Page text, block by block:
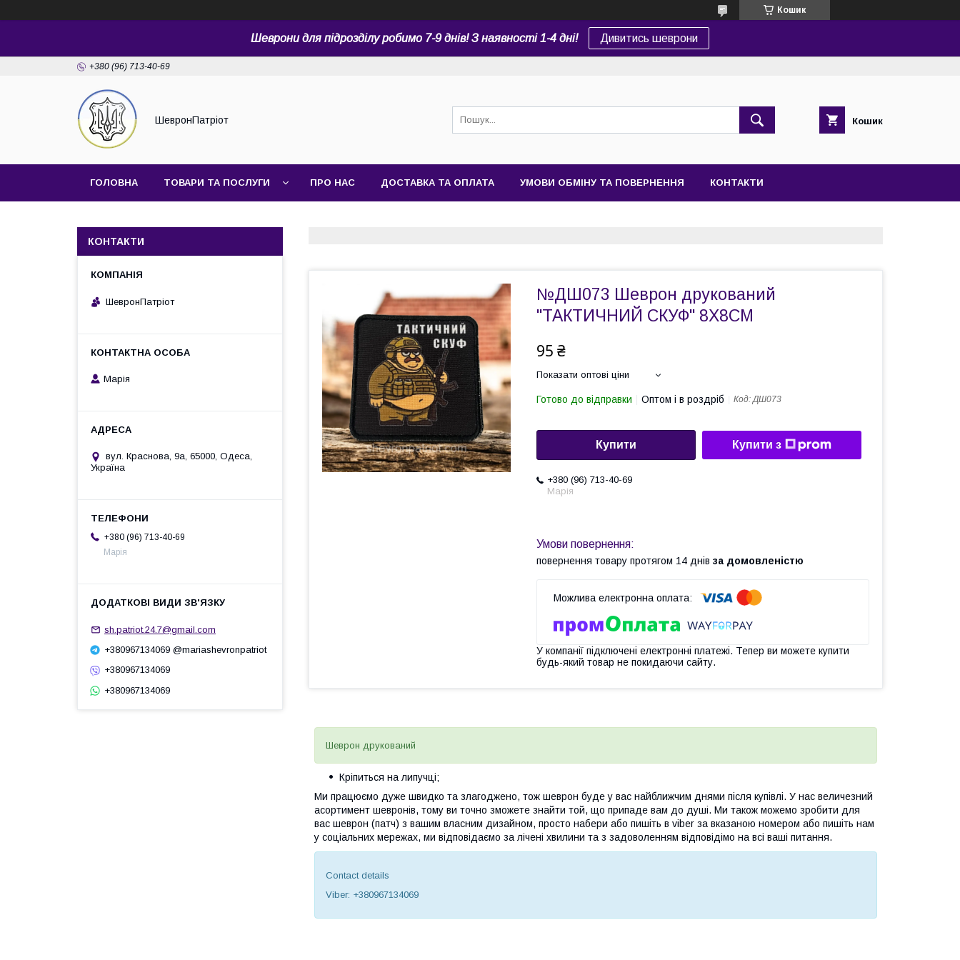
Кошик
Шеврони для підрозділу робимо 7-9 днів! З наявності 1-4 дні! Дивитись шеврони
+380 (96) 713-40-69
ШевронПатріот Кошик
ГОЛОВНА ТОВАРИ ТА ПОСЛУГИ ПРО НАС ДОСТАВКА ТА ОПЛАТА УМОВИ ОБМІНУ ТА ПОВЕРНЕННЯ КОНТАКТИ
№ДШ073 Шеврон друкований
"ТАКТИЧНИЙ СКУФ" 8Х8СМ
95 ₴
Показати оптові ціни
Готово до відправки Оптом і в роздріб Код:ДШ073
Купити Купити з
+380 (96) 713-40-69
Марія
повернення товару протягом 14 днів за домовленістю
У компанії підключені електронні платежі. Тепер ви можете купити
будь-який товар не покидаючи сайту.
Шеврон друкований
Кріпиться на липучці;
Ми працюємо дуже швидко та злагоджено, тож шеврон буде у вас найближчим днями після купівлі. У нас величезний
асортимент шевронів, тому ви точно зможете знайти той, що припаде вам до душі. Ми також можемо зробити для
вас шеврон (патч) з вашим власним дизайном, просто набери або пишіть в viber за вказаною номером або пишіть нам
у соціальних мережах, ми відповідаємо за лічені хвилини та з задоволенням відповідімо на всі ваші питання.
Contact details
Viber: +380967134069
КОНТАКТИ
ШевронПатріот
Марія
вул. Краснова, 9а, 65000, Одеса,
Україна
+380 (96) 713-40-69
Марія
sh.patriot.24.7@gmail.com
+380967134069 @mariashevronpatriot
+380967134069
+380967134069